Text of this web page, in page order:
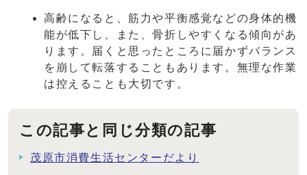
高齢になると、筋力や平衡感覚などの身体的機
能が低下し、また、骨折しやすくなる傾向があ
ります。届くと思ったところに届かずバランス
を崩して転落することもあります。無理な作業
は控えることも大切です。
この記事と同じ分類の記事
茂原市消費生活センターだより